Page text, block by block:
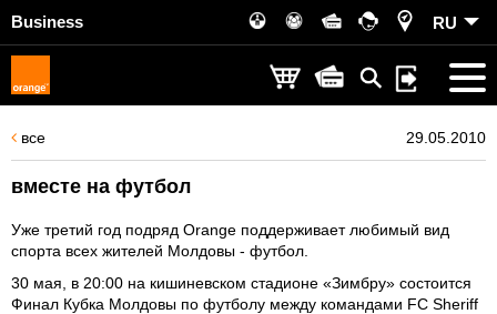
Business RU
все 29.05.2010
вместе на футбол
Уже третий год подряд Orange поддерживает любимый вид
спорта всех жителей Молдовы - футбол.
30 мая, в 20:00 на кишиневском стадионе «Зимбру» состоится
Финал Кубка Молдовы по футболу между командами FC Sheriff